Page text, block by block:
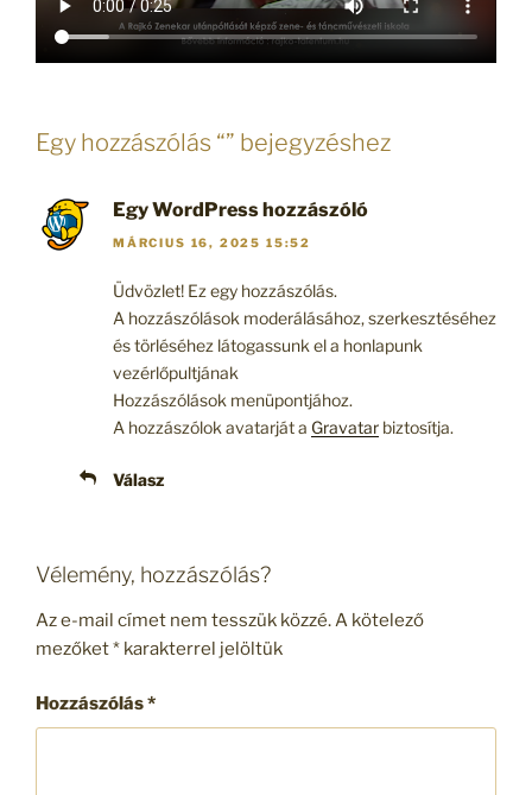
Egy hozzászólás “” bejegyzéshez
Egy WordPress hozzászóló
MÁRCIUS 16, 2025 15:52
Üdvözlet! Ez egy hozzászólás.
A hozzászólások moderálásához, szerkesztéséhez
és törléséhez látogassunk el a honlapunk
vezérlőpultjának
Hozzászólások menüpontjához.
A hozzászólok avatarját a Gravatar biztosítja.
Válasz
Vélemény, hozzászólás?
Az e-mail címet nem tesszük közzé.A kötelező
mezőket* karakterrel jelöltük
Hozzászólás*